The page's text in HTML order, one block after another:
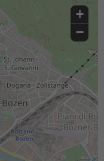
+
−